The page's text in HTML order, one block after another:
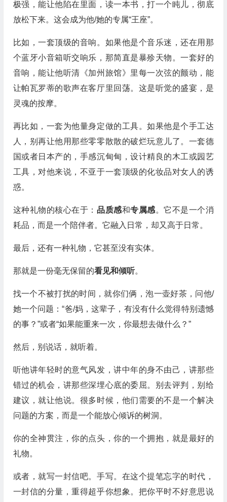
极强，能让他陷在里面，读一本书，打一个盹儿，彻底
放松下来。这会成为他/她的专属“王座”。
比如，一套顶级的音响。如果他是个音乐迷，还在用那
个蓝牙小音箱听交响乐，那简直是暴殄天物。一套好的
音响，能让他听清《加州旅馆》里每一次弦的颤动，能
让帕瓦罗蒂的歌声在客厅里回荡。这是听觉的盛宴，是
灵魂的按摩。
再比如，一套为他量身定做的工具。如果他是个手工达
人，别再让他用那些零零散散的破烂玩意儿了。一套德
国或者日本产的，手感沉甸甸，设计精良的木工或园艺
工具，对他来说，不亚于一套顶级的化妆品对女人的诱
惑。
这种礼物的核心在于： 品质感和专属感。它不是一个消
耗品，而是一个陪伴者。它融入日常，却又高于日常。
最后，还有一种礼物，它甚至没有实体。
那就是一份毫无保留的看见和倾听。
找一个不被打扰的时间，就你们俩，泡一壶好茶，问他/
她一个问题：“爸/妈，这辈子，有没有什么觉得特别遗憾
的事？”或者“如果能重来一次，你最想去做什么？”
然后，别说话，就听着。
听他讲年轻时的意气风发，讲中年的身不由己，讲那些
错过的机会，讲那些深埋心底的委屈。别去评判，别给
建议，就让他说。很多时候，他们需要的不是一个解决
问题的方案，而是一个能放心倾诉的树洞。
你的全神贯注，你的点头，你的一个拥抱，就是最好的
礼物。
或者，就写一封信吧。手写。在这个提笔忘字的时代，
一封信的分量，重得超乎你想象。把你平时不好意思说